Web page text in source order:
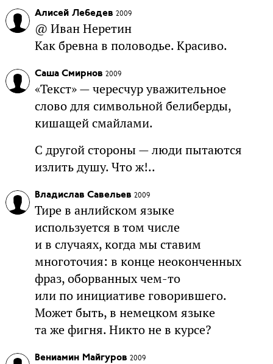
Алисей Лебедев 2009
@ Иван Неретин
Как бревна в половодье. Красиво.
Саша Смирнов 2009
«Текст» — чересчур уважительное
слово для символьной белиберды,
кишащей смайлами.
С другой стороны — люди пытаются
излить душу. Что ж!..
Владислав Савельев 2009
Тире в анлийском языке
используется в том числе
и в случаях, когда мы ставим
многоточия: в конце неоконченных
фраз, оборванных чем-то
или по инициативе говорившего.
Может быть, в немецком языке
та же фигня. Никто не в курсе?
Вениамин Майгуров 2009